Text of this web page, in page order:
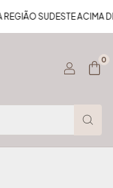
REGIÃO SUDESTE ACIMA
0